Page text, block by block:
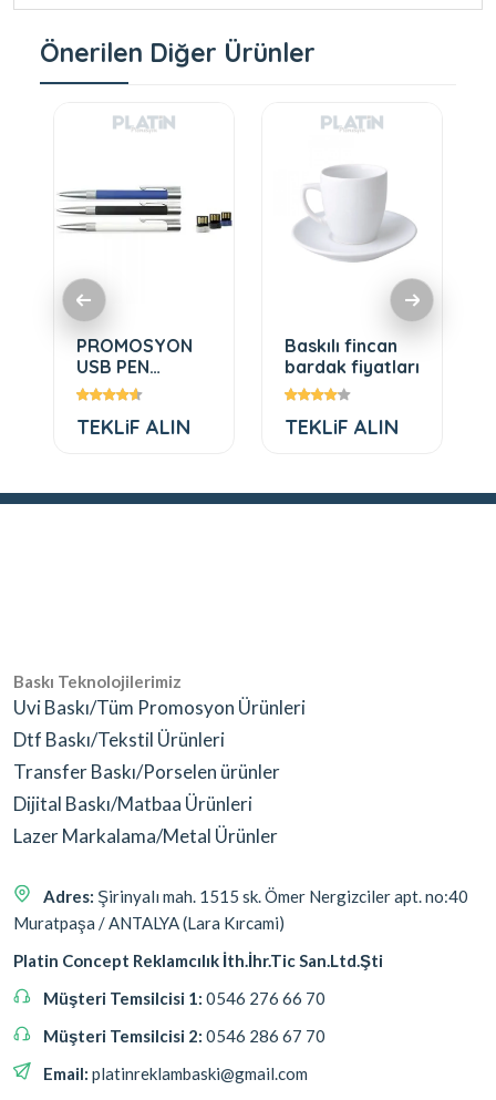
Önerilen Diğer Ürünler
PROMOSYON
USB PEN
STOCKHOLM
TEKLiF ALIN
Baskılı fincan
bardak fiyatları
TEKLiF ALIN
Baskı Teknolojilerimiz
Uvi Baskı/Tüm Promosyon Ürünleri
Dtf Baskı/Tekstil Ürünleri
Transfer Baskı/Porselen ürünler
Dijital Baskı/Matbaa Ürünleri
Lazer Markalama/Metal Ürünler
Adres: Şirinyalı mah. 1515 sk. Ömer Nergizciler apt. no:40
Muratpaşa / ANTALYA (Lara Kırcami)
Platin Concept Reklamcılık İth.İhr.Tic San.Ltd.Şti
Müşteri Temsilcisi 1: 0546 276 66 70
Müşteri Temsilcisi 2: 0546 286 67 70
Email: platinreklambaski@gmail.com